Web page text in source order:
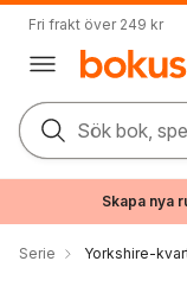
Fri frakt över 249 kr
Sök bok,
Skapa nya
Serie Yorkshire-